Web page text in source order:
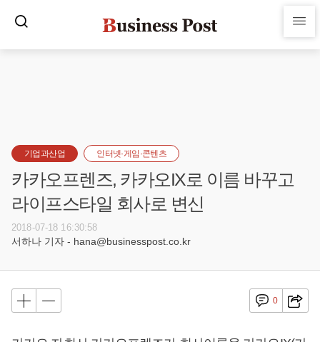
기업과산업 인터넷·게임·콘텐츠
카카오프렌즈, 카카오IX로 이름 바꾸고
라이프스타일 회사로 변신
2018-07-18 16:30:58
서하나 기자 - hana@businesspost.co.kr
0